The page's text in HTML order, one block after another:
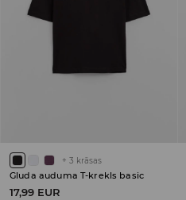
+ 3 krāsas
Gluda auduma T-krekls basic
17,99 EUR